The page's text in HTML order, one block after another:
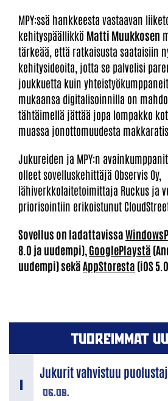
MPY:ssä hankkeesta vastaavan
kehityspäällikkö Matti Muukkosen
tärkeää, että ratkaisusta saataisiin
kehitysideoita, jotta se palvelisi
joukkuetta kuin
mukaansa digitalisoinnilla on
tähtäimellä jättää jopa lompakko
muassa jonottomuudesta
Jukureiden ja MPY:n
olleet sovelluskehittäjä Observis Oy,
lähiverkkolaitetoimittaja Ruckus ja
priorisointiin erikoistunut CloudStreet
Sovellus on ladattavissa
8.0 ja uudempi),GooglePlaystä
uudempi) sekäAppStoresta (iOS
TUOREIMMAT
06.08.
Jukurit vahvistuu